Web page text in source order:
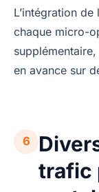
L’intégration
chaque micro-
en avance sur
6
trafic